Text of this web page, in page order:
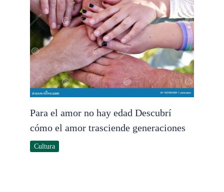
Para el amor no hay edad Descubrí
cómo el amor trasciende generaciones
Cultura